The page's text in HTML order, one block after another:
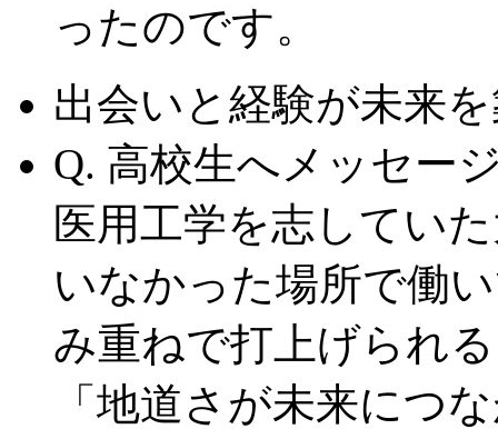
ったのです。
出会いと経験が未来
Q. 高校生へメッセー
医用工学を志してい
いなかった場所で働
み重ねで打上げられ
「地道さが未来につ